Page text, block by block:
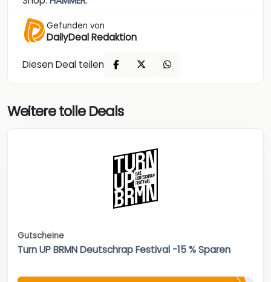
Gefunden von
DailyDeal Redaktion
Diesen Deal teilen
Weitere tolle Deals
Gutscheine
Turn UP BRMN Deutschrap Festival -15 % Sparen